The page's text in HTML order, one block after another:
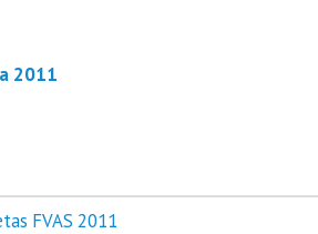
2011
FVAS 2011